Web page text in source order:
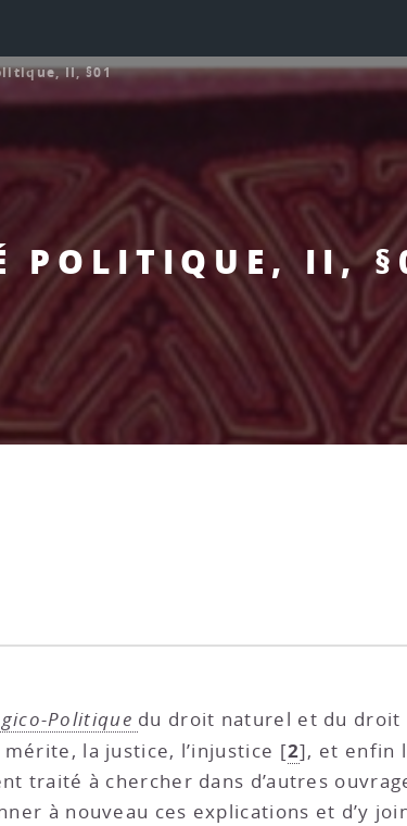
POLITIQUE, II,
II, §01
Politique du droit naturel et du droit
la justice, l’injustice [2], et enfin
traité à chercher dans d’autres
à nouveau ces explications et d’y